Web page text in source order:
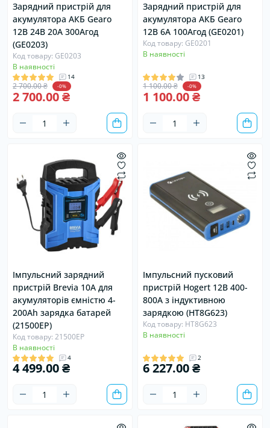
Зарядний пристрій для
акумулятора АКБ Gearo
12В 24В 20А 300Агод
(GE0203)
Код товару: GE0203
В наявності
14
2 700.00 ₴ -0%
2 700.00 ₴
Зарядний пристрій для
акумулятора АКБ Gearo
12В 6А 100Агод (GE0201)
Код товару: GE0201
В наявності
13
1 100.00 ₴ -0%
1 100.00 ₴
Імпульсний зарядний
пристрій Brevia 10А для
акумуляторів ємністю 4-
200Ah зарядка батарей
(21500EP)
Код товару: 21500EP
В наявності
4
4 499.00 ₴
Імпульсний пусковий
пристрій Hogert 12В 400-
800А з індуктивною
зарядкою (HT8G623)
Код товару: HT8G623
В наявності
2
6 227.00 ₴